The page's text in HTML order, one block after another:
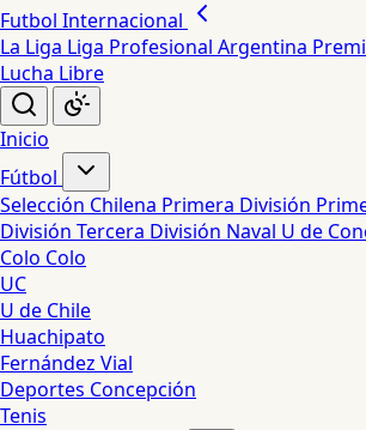
Futbol Internacional
La Liga Liga Profesional Argentina
Lucha Libre
Inicio
Fútbol
Selección Chilena Primera División
División Tercera División Naval U de
Colo Colo
UC
U de Chile
Huachipato
Fernández Vial
Deportes Concepción
Tenis